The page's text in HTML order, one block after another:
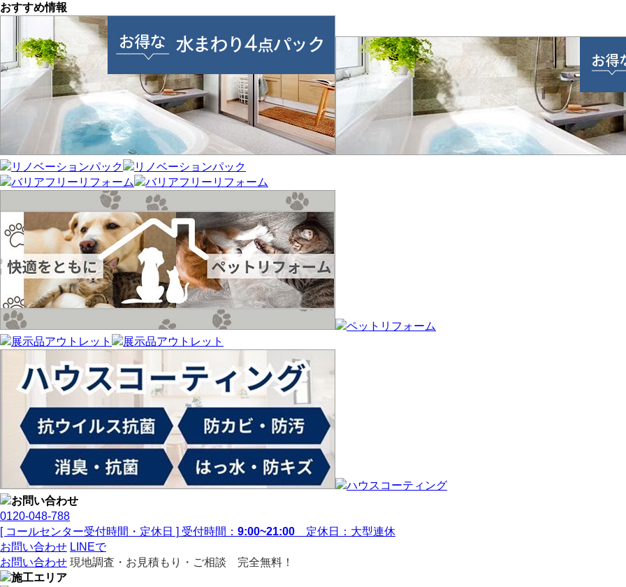
おすすめ情報
0120-048-788
[ コールセンター受付時間・定休日 ] 受付時間： 9:00~21:00 定休日：大型連休
お問い合わせ LINEで
お問い合わせ 現地調査・お見積もり・ご相談 完全無料！